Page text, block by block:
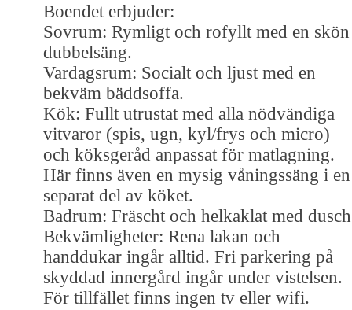
Boendet erbjuder:
Sovrum: Rymligt och rofyllt med en skön
dubbelsäng.
Vardagsrum: Socialt och ljust med en
bekväm bäddsoffa.
Kök: Fullt utrustat med alla nödvändiga
vitvaror (spis, ugn, kyl/frys och micro)
och köksgeråd anpassat för matlagning.
Här finns även en mysig våningssäng i en
separat del av köket.
Badrum: Fräscht och helkaklat med
Bekvämligheter: Rena lakan och
handdukar ingår alltid. Fri parkering på
skyddad innergård ingår under vistelsen.
För tillfället finns ingen tv eller wifi.